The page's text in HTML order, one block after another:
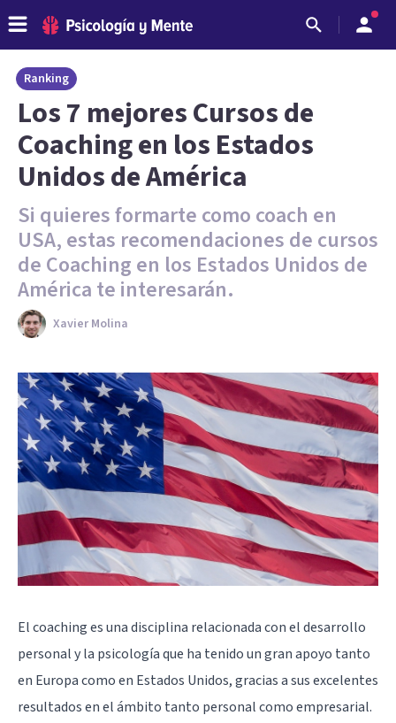
Ranking
Los 7 mejores Cursos de
Coaching en los Estados
Unidos de América
Si quieres formarte como coach en
USA, estas recomendaciones de cursos
de Coaching en los Estados Unidos de
América te interesarán.
Xavier Molina
El coaching es una disciplina relacionada con el desarrollo
personal y la psicología que ha tenido un gran apoyo tanto
en Europa como en Estados Unidos, gracias a sus excelentes
resultados en el ámbito tanto personal como empresarial.